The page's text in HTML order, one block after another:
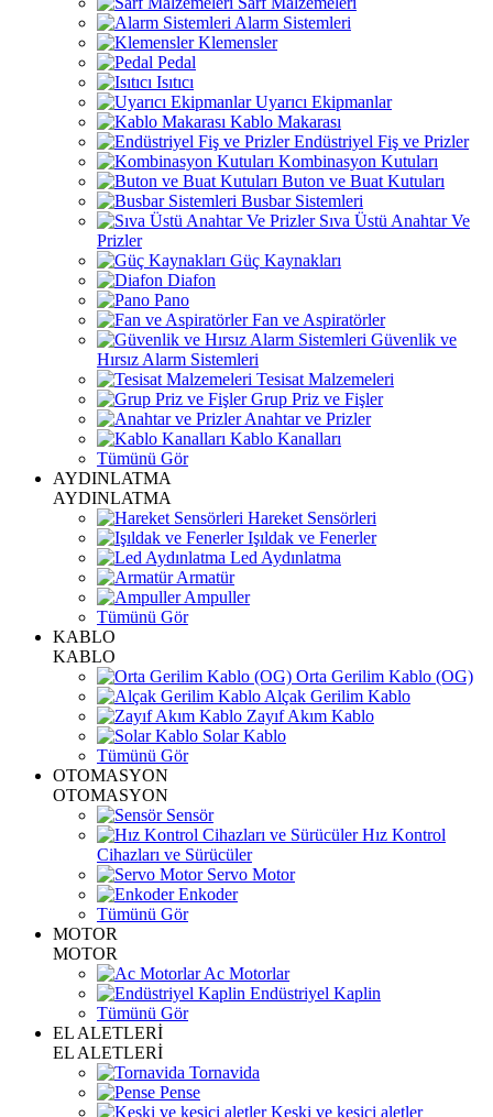
Alarm Sistemleri
Klemensler
Pedal
Isıtıcı
Uyarıcı Ekipmanlar
Kablo Makarası
Endüstriyel Fiş ve Prizler
Kombinasyon Kutuları
Buton ve Buat Kutuları
Busbar Sistemleri
Sıva Üstü Anahtar Ve
Prizler
Güç Kaynakları
Diafon
Pano
Fan ve Aspiratörler
Güvenlik ve
Hırsız Alarm Sistemleri
Tesisat Malzemeleri
Grup Priz ve Fişler
Anahtar ve Prizler
Kablo Kanalları
Tümünü Gör
AYDINLATMA
AYDINLATMA
Hareket Sensörleri
Işıldak ve Fenerler
Led Aydınlatma
Armatür
Ampuller
Tümünü Gör
KABLO
KABLO
Orta Gerilim Kablo (OG)
Alçak Gerilim Kablo
Zayıf Akım Kablo
Solar Kablo
Tümünü Gör
OTOMASYON
OTOMASYON
Sensör
Hız Kontrol
Cihazları ve Sürücüler
Servo Motor
Enkoder
Tümünü Gör
MOTOR
MOTOR
Ac Motorlar
Endüstriyel Kaplin
Tümünü Gör
EL ALETLERİ
EL ALETLERİ
Tornavida
Pense
Keski ve kesici aletler